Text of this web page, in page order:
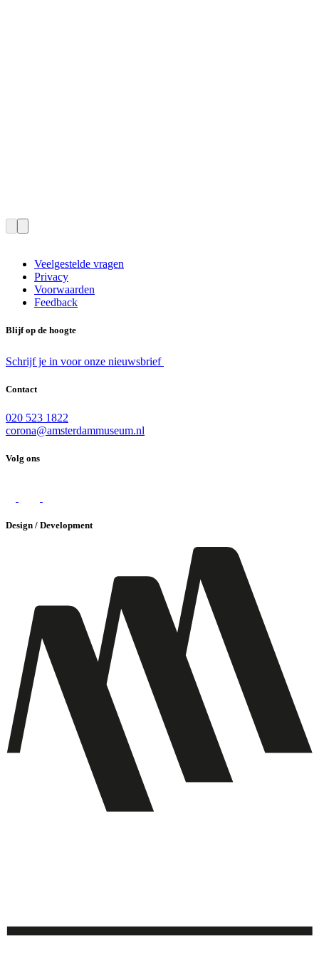
Veelgestelde vragen
Privacy
Voorwaarden
Feedback
Blijf op de hoogte
Schrijf je in voor onze nieuwsbrief
Contact
020 523 1822
corona@amsterdammuseum.nl
Volg ons
Design / Development